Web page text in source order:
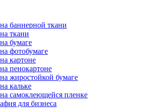
баннерной ткани
ткани
бумаге
фотобумаге
картоне
пенокартоне
жиростойкой бумаге
кальке
самоклеющейся пленке
для бизнеса